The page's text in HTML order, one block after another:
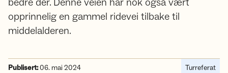
opprinnelig en gammel ridevei tilbake til
middelalderen.
Publisert:06. mai 2024
Turreferat